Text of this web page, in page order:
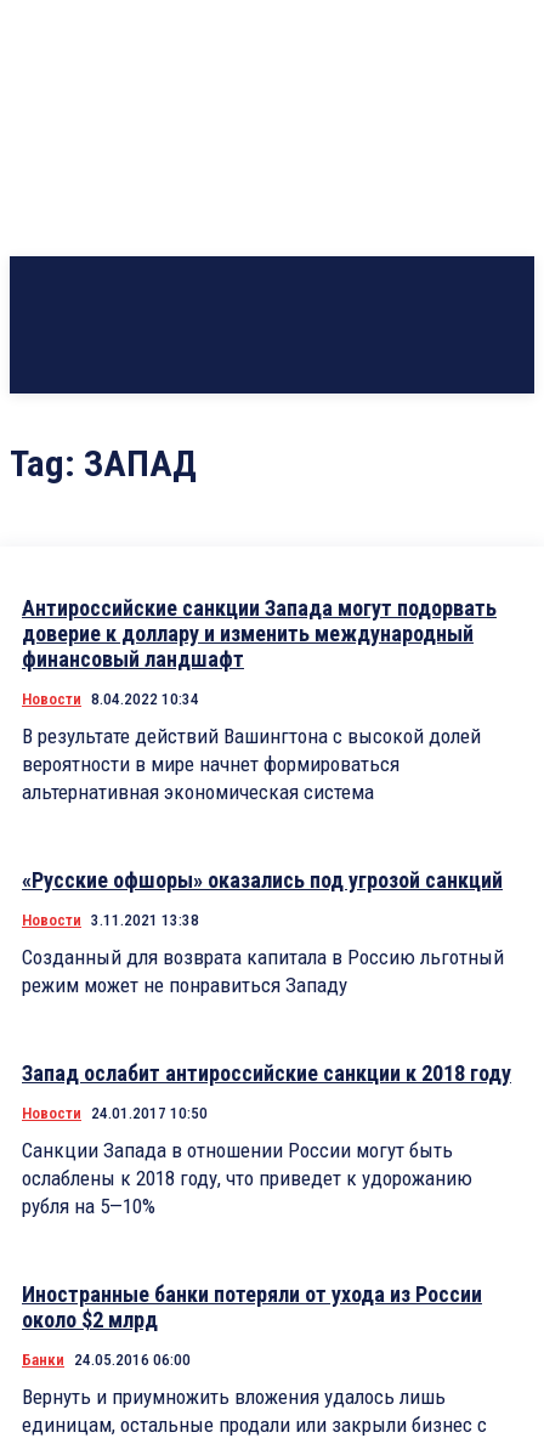
Tag: ЗАПАД
Антироссийские санкции Запада могут подорвать
доверие к доллару и изменить международный
финансовый ландшафт
Новости 8.04.2022 10:34
В результате действий Вашингтона с высокой долей
вероятности в мире начнет формироваться
альтернативная экономическая система
«Русские офшоры» оказались под угрозой санкций
Новости 3.11.2021 13:38
Созданный для возврата капитала в Россию льготный
режим может не понравиться Западу
Запад ослабит антироссийские санкции к 2018 году
Новости 24.01.2017 10:50
Санкции Запада в отношении России могут быть
ослаблены к 2018 году, что приведет к удорожанию
рубля на 5—10%
Иностранные банки потеряли от ухода из России
около $2 млрд
Банки 24.05.2016 06:00
Вернуть и приумножить вложения удалось лишь
единицам, остальные продали или закрыли бизнес с